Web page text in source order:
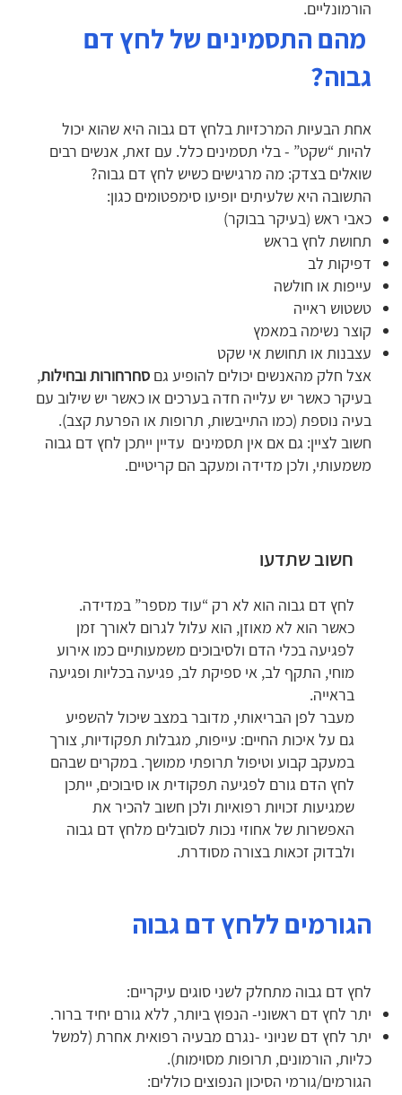
הורמונליים.
מהם התסמינים של לחץ דם
גבוה?
אחת הבעיות המרכזיות בלחץ דם גבוה היא שהוא יכול
להיות “שקט” - בלי תסמינים כלל. עם זאת, אנשים רבים
שואלים בצדק: מה מרגישים כשיש לחץ דם גבוה?
התשובה היא שלעיתים יופיעו סימפטומים כגון:
כאבי ראש (בעיקר בבוקר)
תחושת לחץ בראש
דפיקות לב
עייפות או חולשה
טשטוש ראייה
קוצר נשימה במאמץ
עצבנות או תחושת אי שקט
אצל חלק מהאנשים יכולים להופיע גם סחרחורות ובחילות,
בעיקר כאשר יש עלייה חדה בערכים או כאשר יש שילוב עם
בעיה נוספת (כמו התייבשות, תרופות או הפרעת קצב).
חשוב לציין: גם אם אין תסמינים עדיין ייתכן לחץ דם גבוה
משמעותי, ולכן מדידה ומעקב הם קריטיים.
חשוב שתדעו
לחץ דם גבוה הוא לא רק “עוד מספר” במדידה.
כאשר הוא לא מאוזן, הוא עלול לגרום לאורך זמן
לפגיעה בכלי הדם ולסיבוכים משמעותיים כמו אירוע
מוחי, התקף לב, אי ספיקת לב, פגיעה בכליות ופגיעה
בראייה.
מעבר לפן הבריאותי, מדובר במצב שיכול להשפיע
גם על איכות החיים: עייפות, מגבלות תפקודיות, צורך
במעקב קבוע וטיפול תרופתי ממושך. במקרים שבהם
לחץ הדם גורם לפגיעה תפקודית או סיבוכים, ייתכן
שמגיעות זכויות רפואיות ולכן חשוב להכיר את
האפשרות של אחוזי נכות לסובלים מלחץ דם גבוה
ולבדוק זכאות בצורה מסודרת.
הגורמים ללחץ דם גבוה
לחץ דם גבוה מתחלק לשני סוגים עיקריים:
יתר לחץ דם ראשוני- הנפוץ ביותר, ללא גורם יחיד ברור.
יתר לחץ דם שניוני -נגרם מבעיה רפואית אחרת (למשל
כליות, הורמונים, תרופות מסוימות).
הגורמים/גורמי הסיכון הנפוצים כוללים: